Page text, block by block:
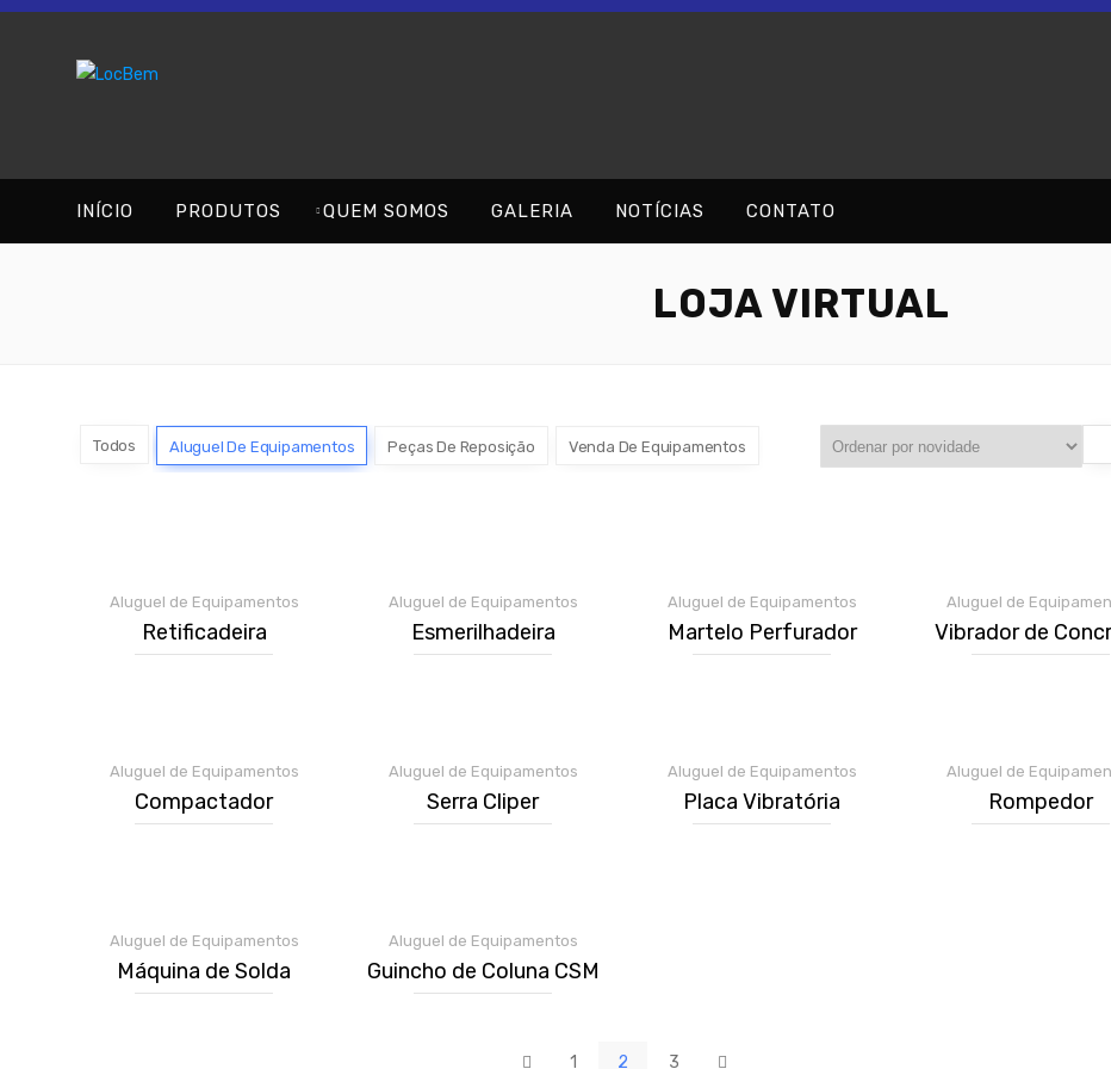
INÍCIO PRODUTOS QUEM SOMOS GALERIA NOTÍCIAS CONTATO
LOJA VIRTUAL
Todos Aluguel De Equipamentos Peças De Reposição Venda De Equipamentos
Aluguel de Equipamentos
Retificadeira
Aluguel de Equipamentos
Esmerilhadeira
Aluguel de Equipamentos
Martelo Perfurador
Aluguel de
Vibrador de
Aluguel de Equipamentos
Compactador
Aluguel de Equipamentos
Serra Cliper
Aluguel de Equipamentos
Placa Vibratória
Aluguel de
Rompedor
Aluguel de Equipamentos
Máquina de Solda
Aluguel de Equipamentos
Guincho de Coluna CSM
1 2 3